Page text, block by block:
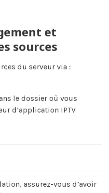
et
sources
du serveur via :
le dossier où vous
d’application IPTV
assurez-vous d’avoir